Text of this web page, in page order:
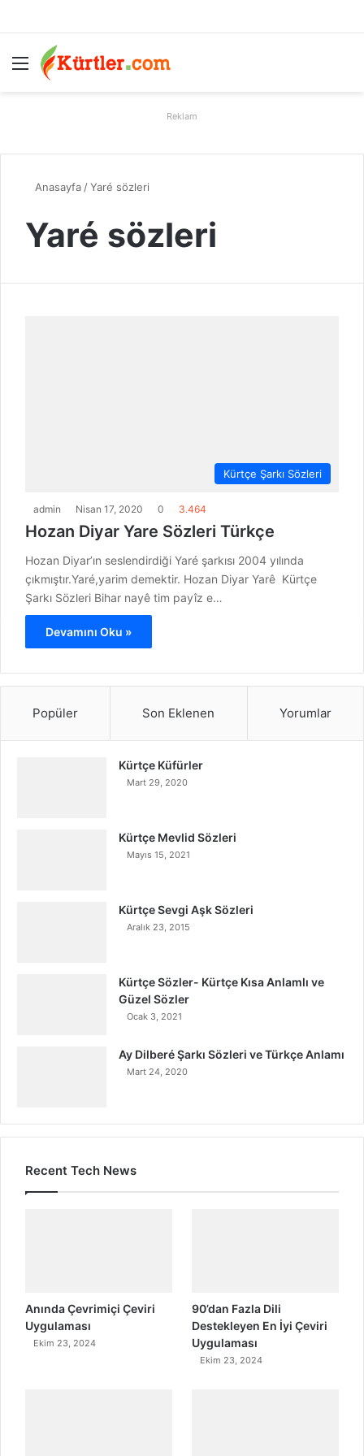
Menü
Reklam
Anasayfa /Yaré sözleri
Yaré sözleri
Kürtçe Şarkı Sözleri
admin Nisan 17, 2020 0 3.464
Hozan Diyar Yare Sözleri Türkçe
Hozan Diyar’ın seslendirdiği Yaré şarkısı 2004 yılında
çıkmıştır.Yaré,yarim demektir. Hozan Diyar Yarê Kürtçe
Şarkı Sözleri Bihar nayê tim payîz e…
Devamını Oku »
Popüler Son Eklenen Yorumlar
Kürtçe Küfürler
Mart 29, 2020
Kürtçe Mevlid Sözleri
Mayıs 15, 2021
Kürtçe Sevgi Aşk Sözleri
Aralık 23, 2015
Kürtçe Sözler- Kürtçe Kısa Anlamlı ve
Güzel Sözler
Ocak 3, 2021
Ay Dilberé Şarkı Sözleri ve Türkçe Anlamı
Mart 24, 2020
Recent Tech News
Anında Çevrimiçi Çeviri
Uygulaması
Ekim 23, 2024
90’dan Fazla Dili
Destekleyen En İyi Çeviri
Uygulaması
Ekim 23, 2024